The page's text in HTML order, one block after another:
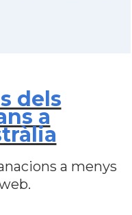
dels
a
a menys